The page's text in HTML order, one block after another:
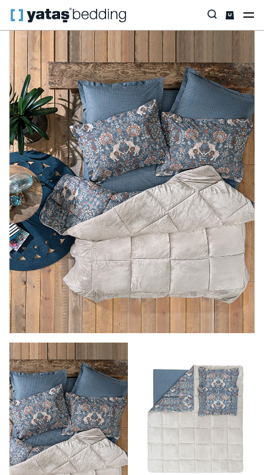
Anasayfa Ev Tekstili Tüm Ev Tekstili Madie